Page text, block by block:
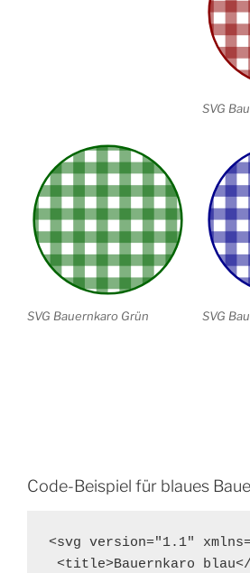
SVG
SVG Bauernkaro Grün SVG
Code-Beispiel für blaues
<svg version="1.1"
<title>Bauernkaro